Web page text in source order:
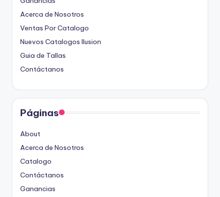
Acerca de Nosotros
Ventas Por Catalogo
Nuevos Catalogos Ilusion
Guia de Tallas
Contáctanos
Páginas
About
Acerca de Nosotros
Catalogo
Contáctanos
Ganancias